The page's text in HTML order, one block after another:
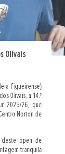
Olivais
Figueirense)
Olivais, a 14.ª
2025/26, que
Norton de
deste open de
tranquila